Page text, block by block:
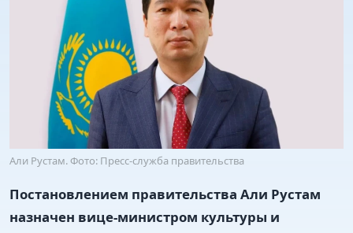
Али Рустам. Фото: Пресс-служба правительства
Постановлением правительства Али Рустам
назначен вице-министром культуры и